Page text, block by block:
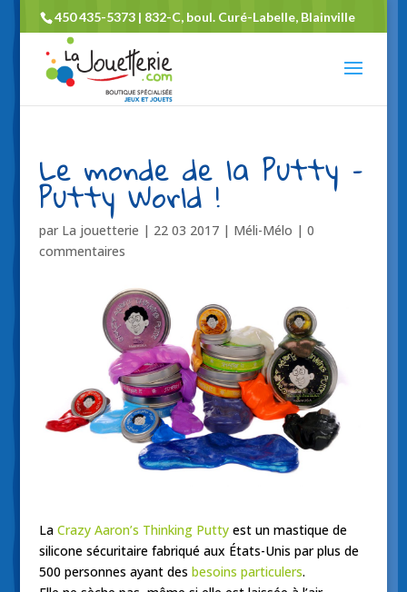
450 435-5373 | 832-C, boul. Curé-Labelle, Blainville
Le monde de la Putty –
Putty World !
par La jouetterie | 22 03 2017| Méli-Mélo | 0
commentaires
La Crazy Aaron’s Thinking Puttyest un mastique de
silicone sécuritaire fabriqué aux États-Unis par plus de
500 personnes ayant des besoins particulers.